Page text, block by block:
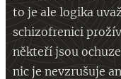
to je ale logika
schizofrenici
někteří jsou
nic je nevzrušuje